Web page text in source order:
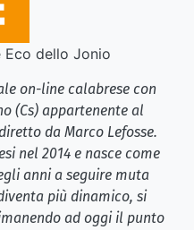
Eco dello Jonio
on-line calabrese con
(Cs) appartenente al
da Marco Lefosse.
nel 2014 e nasce come
anni a seguire muta
più dinamico, si
ad oggi il punto